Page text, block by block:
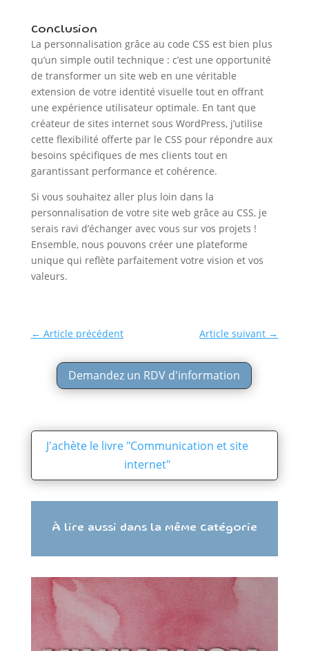
Conclusion
La personnalisation grâce au code CSS est bien plus
qu’un simple outil technique : c’est une opportunité
de transformer un site web en une véritable
extension de votre identité visuelle tout en offrant
une expérience utilisateur optimale. En tant que
créateur de sites internet sous WordPress, j’utilise
cette flexibilité offerte par le CSS pour répondre aux
besoins spécifiques de mes clients tout en
garantissant performance et cohérence.
Si vous souhaitez aller plus loin dans la
personnalisation de votre site web grâce au CSS, je
serais ravi d’échanger avec vous sur vos projets !
Ensemble, nous pouvons créer une plateforme
unique qui reflète parfaitement votre vision et vos
valeurs.
← Article précédent Article suivant →
Demandez un RDV d'information
J'achète le livre "Communication et site
internet"
À lire aussi dans la même catégorie